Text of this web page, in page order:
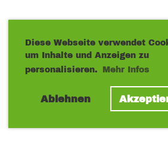
Diese Webseite verwendet
um Inhalte und Anzeigen zu
personalisieren.
Mehr Infos
Ablehnen